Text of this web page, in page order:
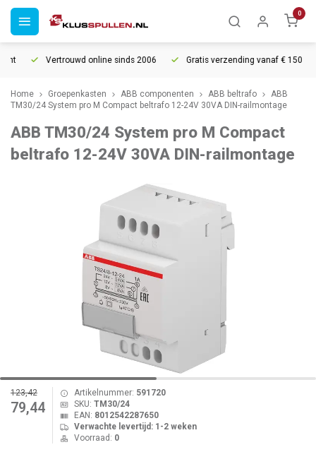
0
Vertrouwd online sinds 2006 Gratis verzending vanaf € 150
Home Groepenkasten ABB componenten ABB beltrafo
ABB
TM30/24 System pro M Compact beltrafo 12-24V 30VA DIN-railmontage
ABB TM30/24 System pro M Compact
beltrafo 12-24V 30VA DIN-railmontage
123,42
79,44
Artikelnummer: 591720
SKU: TM30/24
EAN: 8012542287650
Verwachte levertijd: 1-2 weken
Voorraad: 0